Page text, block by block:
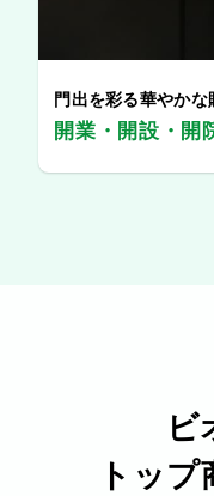
門出を彩る華やかな
開業・開設・開
ビ
トッ